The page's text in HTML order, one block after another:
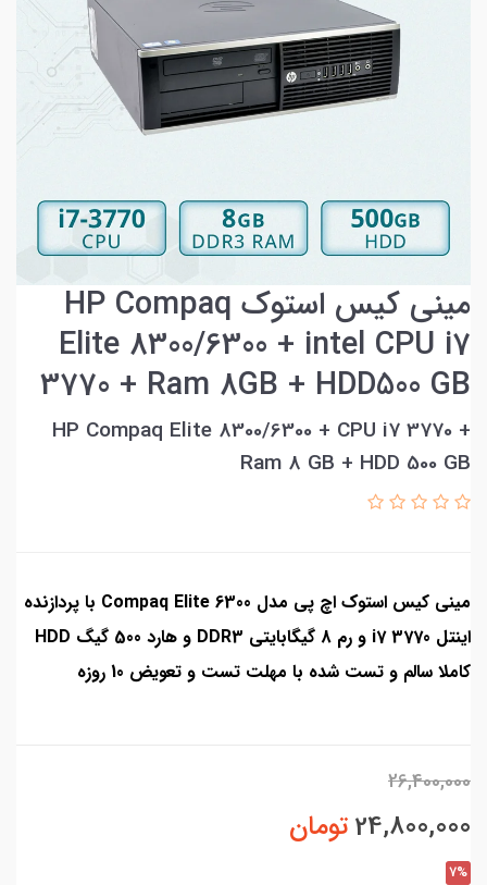
مینی کیس استوک HP Compaq
Elite 8300/6300 + intel CPU i7
3770 + Ram 8GB + HDD500 GB
HP Compaq Elite 8300/6300 + CPU i7 3770 +
Ram 8 GB + HDD 500 GB
مینی کیس استوک اچ پی مدل Compaq Elite 6300 با پردازنده
اینتل i7 3770 و رم 8 گیگابایتی DDR3 و هارد 500 گیگ HDD
کاملا سالم و تست شده با مهلت تست و تعویض 10 روزه
26,400,000
24,800,000تومان
7%